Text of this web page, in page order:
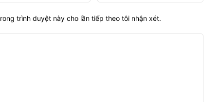
trình duyệt này cho lần tiếp theo tôi nhận xét.